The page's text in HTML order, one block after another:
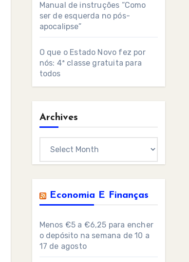
Manual de instruções “Como
ser de esquerda no pós-
apocalipse”
O que o Estado Novo fez por
nós: 4ª classe gratuita para
todos
Archives
Economia E Finanças
Menos €5 a €6,25 para encher
o depósito na semana de 10 a
17 de agosto